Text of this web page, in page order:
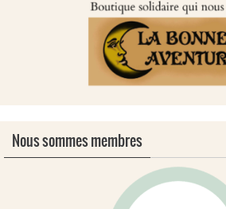
Nous sommes membres